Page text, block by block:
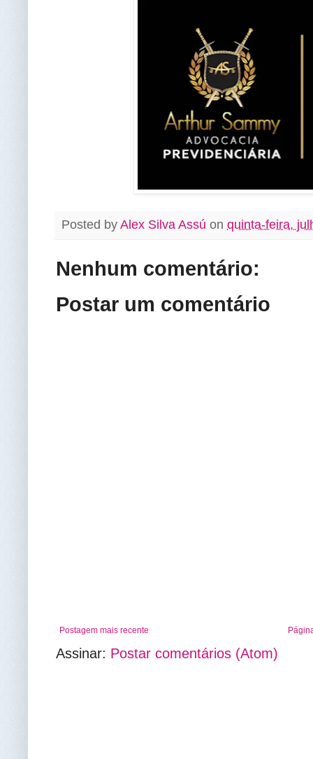
Posted by Alex Silva Assú on quinta-feira,
Nenhum comentário:
Postar um comentário
Postagem mais recente
Assinar: Postar comentários (Atom)